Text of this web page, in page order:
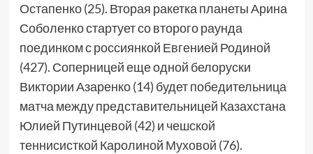
Остапенко (25). Вторая ракетка планеты Арина
Соболенко стартует со второго раунда
поединком с россиянкой Евгенией Родиной
(427). Соперницей еще одной белоруски
Виктории Азаренко (14) будет победительница
матча между представительницей Казахстана
Юлией Путинцевой (42) и чешской
теннисисткой Каролиной Муховой (76).